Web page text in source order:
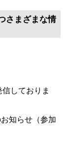
さまざまな情
しておりま
知らせ（参加